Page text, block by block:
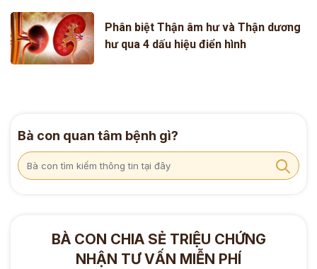
Phân biệt Thận âm hư và Thận dương
hư qua 4 dấu hiệu điển hình
Bà con quan tâm bệnh gì?
BÀ CON CHIA SẺ TRIỆU CHỨNG
NHẬN TƯ VẤN MIỄN PHÍ